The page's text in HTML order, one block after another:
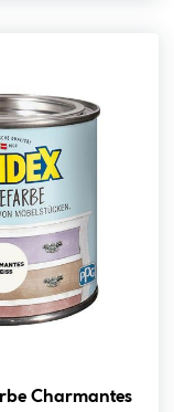
Charmantes